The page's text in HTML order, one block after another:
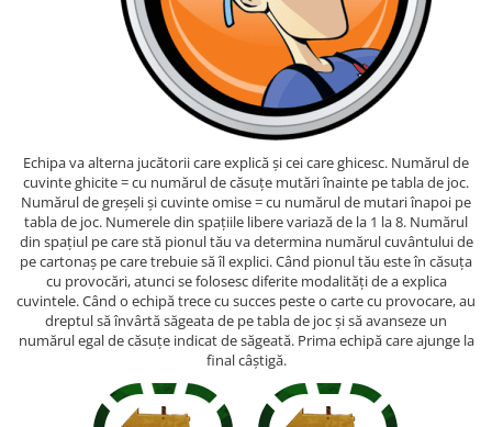
Cultură pop
TOATE JOCURILE
Echipa va alterna jucătorii care explică și cei care ghicesc. Numărul de
cuvinte ghicite = cu numărul de căsuțe mutări înainte pe tabla de joc.
Numărul de greșeli și cuvinte omise = cu numărul de mutari înapoi pe
tabla de joc. Numerele din spațiile libere variază de la 1 la 8. Numărul
din spațiul pe care stă pionul tău va determina numărul cuvântului de
pe cartonaș pe care trebuie să îl explici. Când pionul tău este în căsuța
cu provocări, atunci se folosesc diferite modalități de a explica
cuvintele. Când o echipă trece cu succes peste o carte cu provocare, au
dreptul să învârtă săgeata de pe tabla de joc și să avanseze un
numărul egal de căsuțe indicat de săgeată. Prima echipă care ajunge la
final câștigă.